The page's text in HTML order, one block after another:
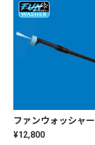
ファンウォッシャー
¥12,800